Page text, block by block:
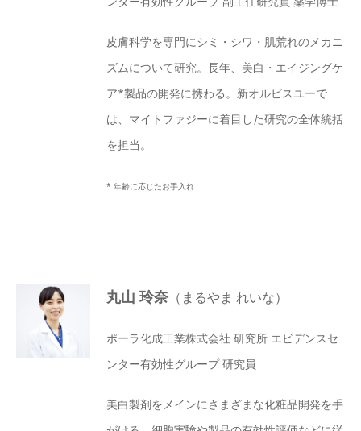
皮膚科学を専門にシミ・シワ・肌荒れのメカニ
ズムについて研究。長年、美白・エイジングケ
ア*製品の開発に携わる。新オルビスユーで
は、マイトファジーに着目した研究の全体統括
を担当。
* 年齢に応じたお手入れ
丸山 玲奈 （まるやま れいな）
ポーラ化成工業株式会社 研究所 エビデンスセ
ンター有効性グループ 研究員
美白製剤をメインにさまざまな化粧品開発を手